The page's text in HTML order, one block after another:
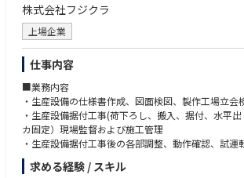
株式会社フジクラ
上場企業
仕事内容
■業務内容
・生産設備の仕様書作成、図面検図、製作工場立会
・生産設備据付工事(荷下ろし、搬入、据付、水平
カ固定）現場監督および施工管理
・生産設備据付工事後の各部調整、動作確認、試運
資料作成
求める経験 / スキル